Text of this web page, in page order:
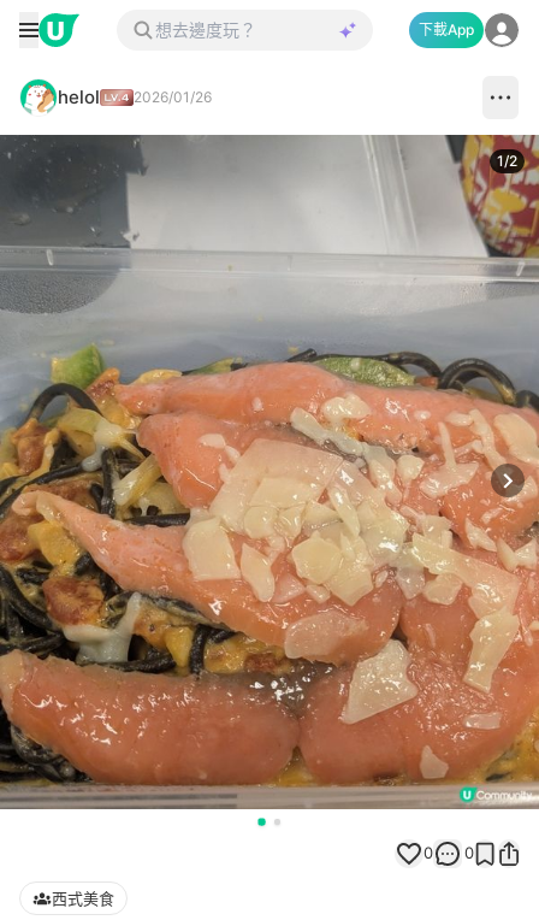
下載App
helol 2026/01/26
1/2
0 0
西式美食